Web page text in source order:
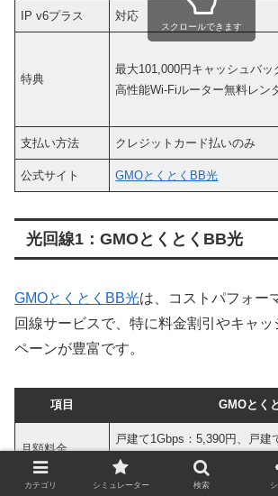
IP v6プラス 対応
特典
最大101,000円キャッシュバッ
高性能Wi-Fiルーター無料レン
支払い方法 クレジットカード払いのみ
公式サイト GMOとくとくBB光
スクロールできます
光回線1：GMOとくとくBB光
GMOとくとくBB光は、コストパフォー
回線サービスで、特に料金割引やキャ
ペーンが豊富です。
項目 GMOとく
月額料金
戸建て1Gbps：5,390円、戸建
マンション1Gbps：4,290円
契約期間の縛り 縛りなし
カテゴリ シミュレーター 検索